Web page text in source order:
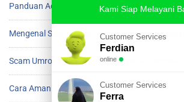
Panduan Adab Setelah Menyelesaikan Tawaf
Mengenal Scam Umroh dan Cara
Scam Umroh yang Harus Diwaspadai Jamaah
Cara Aman Menghindari Scam saat Umroh
Kami Siap Melayani
Customer Services
Ferdian
online
Customer Services
Ferra